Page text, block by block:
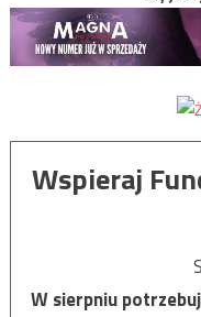
Wspieraj
W sierpniu